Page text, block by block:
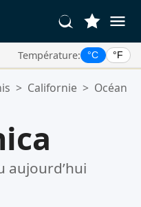
Température: °C °F
> Californie > Océan
aujourd’hui